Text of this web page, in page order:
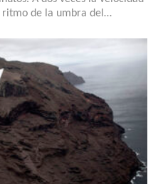
ritmo de la umbra del…